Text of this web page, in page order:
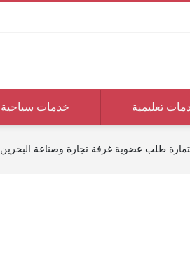
تعليمية خدمات سياحية
طلب عضوية غرفة تجارة وصناعة البحرين